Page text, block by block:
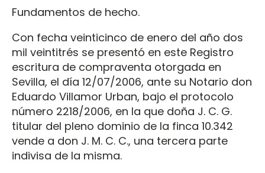
Fundamentos de hecho.
Con fecha veinticinco de enero del año dos
mil veintitrés se presentó en este Registro
escritura de compraventa otorgada en
Sevilla, el día 12/07/2006, ante su Notario don
Eduardo Villamor Urban, bajo el protocolo
número 2218/2006, en la que doña J. C. G.
titular del pleno dominio de la finca 10.342
vende a don J. M. C. C., una tercera parte
indivisa de la misma.